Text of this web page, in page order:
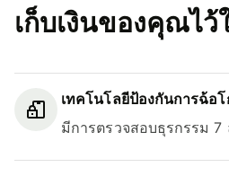
เก็บเงินของคุณไ
เทคโนโลยีป้องกันการฉ้อโ
มีการตรวจสอบธุรกรรม 7